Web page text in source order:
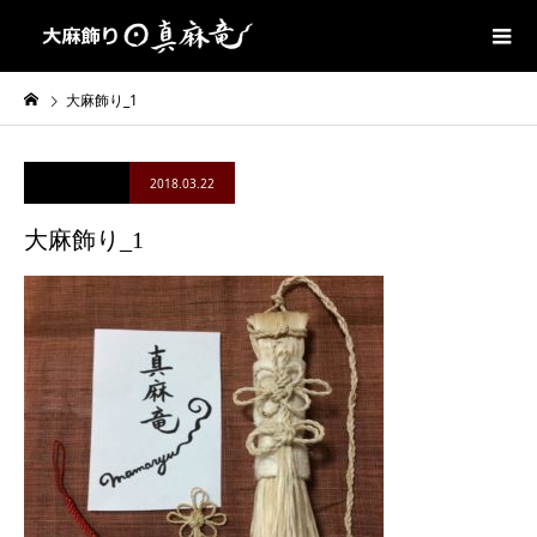
大麻飾り_1
2018.03.22
大麻飾り_1